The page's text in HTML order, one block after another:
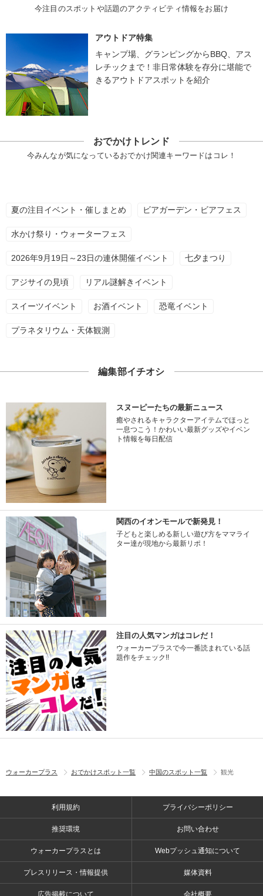
今注目のスポットや話題のアクティビティ情報をお届け
アウトドア特集
キャンプ場、グランピングからBBQ、アス
レチックまで！非日常体験を存分に堪能で
きるアウトドアスポットを紹介
おでかけトレンド
今みんなが気になっているおでかけ関連キーワードはコレ！
夏の注目イベント・催しまとめ ビアガーデン・ビアフェス
水かけ祭り・ウォーターフェス
2026年9月19日～23日の連休開催イベント 七夕まつり
アジサイの見頃 リアル謎解きイベント
スイーツイベント お酒イベント 恐竜イベント
プラネタリウム・天体観測
編集部イチオシ
スヌーピーたちの最新ニュース
癒やされるキャラクターアイテムでほっと
一息つこう！かわいい最新グッズやイベン
ト情報を毎日配信
関西のイオンモールで新発見！
子どもと楽しめる新しい遊び方をママライ
ター達が現地から最新リポ！
注目の人気マンガはコレだ！
ウォーカープラスで今一番読まれている話
題作をチェック!!
ウォーカープラス おでかけスポット一覧 中国のスポット一覧 観光
利用規約 プライバシーポリシー
推奨環境 お問い合わせ
ウォーカープラスとは Webプッシュ通知について
プレスリリース・情報提供 媒体資料
広告掲載について 会社概要